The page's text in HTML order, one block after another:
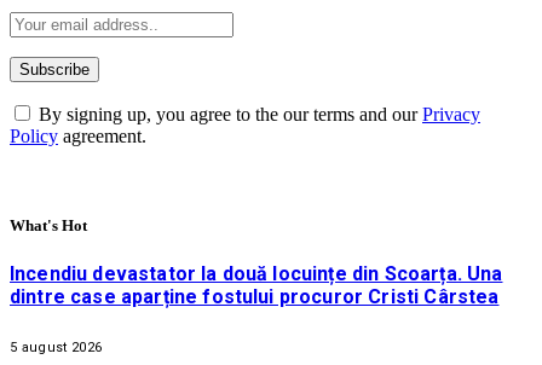
By signing up, you agree to the our terms and ourPrivacy
Policy agreement.
What's Hot
Incendiu devastator la două locuințe din Scoarța. Una
dintre case aparține fostului procuror Cristi Cârstea
5 august 2026